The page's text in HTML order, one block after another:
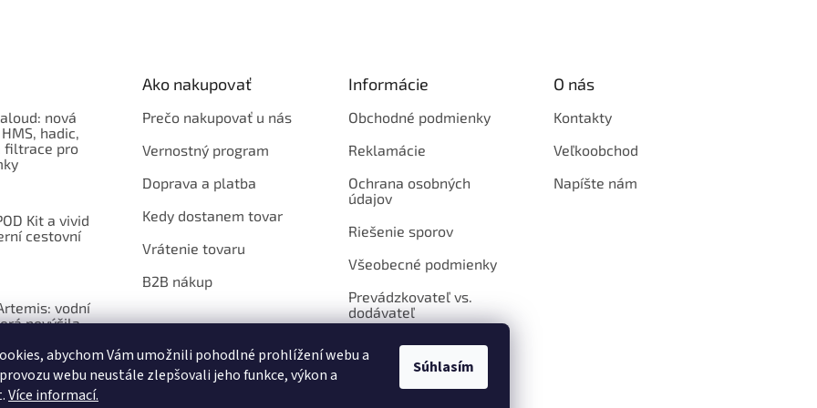
abychom Vám umožnili pohodlné prohlížení webu a
webu neustále zlepšovali jeho funkce, výkon a
Více informací.
Súhlasím
nová
hadic,
filtrace pro
Kit a vivid
cestovní
vodní
povýšila
Ako nakupovať
Prečo nakupovať u nás
Vernostný program
Doprava a platba
Kedy dostanem tovar
Vrátenie tovaru
B2B nákup
Informácie
Obchodné podmienky
Reklamácie
Ochrana osobných
údajov
Riešenie sporov
Všeobecné podmienky
Prevádzkovateľ vs.
dodávateľ
O nás
Kontakty
Veľkoobchod
Napíšte nám